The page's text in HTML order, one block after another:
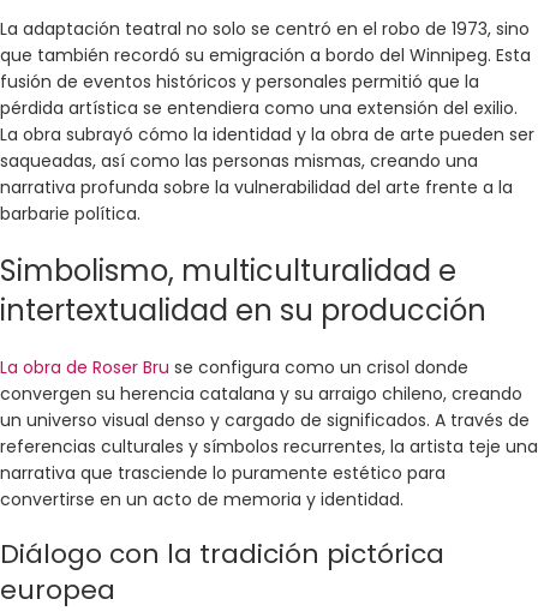
La adaptación teatral no solo se centró en el robo de 1973, sino
que también recordó su emigración a bordo del Winnipeg. Esta
fusión de eventos históricos y personales permitió que la
pérdida artística se entendiera como una extensión del exilio.
La obra subrayó cómo la identidad y la obra de arte pueden ser
saqueadas, así como las personas mismas, creando una
narrativa profunda sobre la vulnerabilidad del arte frente a la
barbarie política.
Simbolismo, multiculturalidad e
intertextualidad en su producción
La obra de Roser Bru se configura como un crisol donde
convergen su herencia catalana y su arraigo chileno, creando
un universo visual denso y cargado de significados. A través de
referencias culturales y símbolos recurrentes, la artista teje una
narrativa que trasciende lo puramente estético para
convertirse en un acto de memoria y identidad.
Diálogo con la tradición pictórica
europea